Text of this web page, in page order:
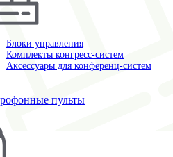
Блоки управления
Комплекты конгресс-систем
Аксессуары для конференц-систем
пульты